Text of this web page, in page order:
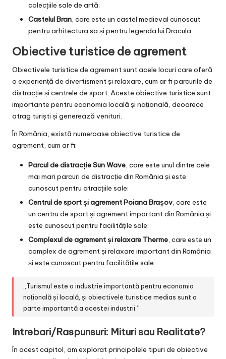
colecțiile sale de artă;
Castelul Bran, care este un castel medieval cunoscut
pentru arhitectura sa și pentru legenda lui Dracula.
Obiective turistice de agrement
Obiectivele turistice de agrement sunt acele locuri care oferă
o experiență de divertisment și relaxare, cum ar fi parcurile de
distracție și centrele de sport. Aceste obiective turistice sunt
importante pentru economia locală și națională, deoarece
atrag turiști și generează venituri.
În România, există numeroase obiective turistice de
agrement, cum ar fi:
Parcul de distracție Sun Wave, care este unul dintre cele
mai mari parcuri de distracție din România și este
cunoscut pentru atracțiile sale;
Centrul de sport și agrement Poiana Brașov, care este
un centru de sport și agrement important din România și
este cunoscut pentru facilitățile sale;
Complexul de agrement și relaxare Therme, care este un
complex de agrement și relaxare important din România
și este cunoscut pentru facilitățile sale.
„Turismul este o industrie importantă pentru economia
națională și locală, și obiectivele turistice medias sunt o
parte importantă a acestei industrii.”
Intrebari/Raspunsuri: Mituri sau Realitate?
În acest capitol, am explorat principalele tipuri de obiective